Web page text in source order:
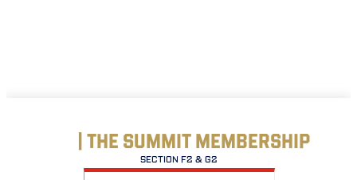
| THE SUMMIT MEMBERSHIP
SECTION F2 & G2